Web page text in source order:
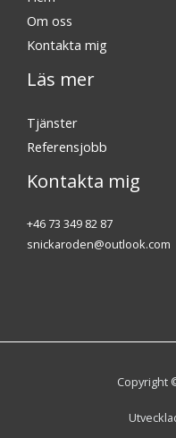
Om oss
Kontakta mig
Läs mer
Tjänster
Referensjobb
Kontakta mig
+46 73 349 82 87
snickaroden@outlook.com
Copyright